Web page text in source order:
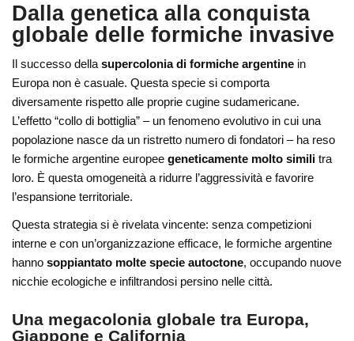
Dalla genetica alla conquista
globale delle formiche invasive
Il successo dellasupercolonia di formiche argentine in
Europa non è casuale. Questa specie si comporta
diversamente rispetto alle proprie cugine sudamericane.
L’effetto “collo di bottiglia” – un fenomeno evolutivo in cui una
popolazione nasce da un ristretto numero di fondatori – ha reso
le formiche argentine europeegeneticamente molto simili tra
loro. È questa omogeneità a ridurre l’aggressività e favorire
l’espansione territoriale.
Questa strategia si è rivelata vincente: senza competizioni
interne e con un’organizzazione efficace, le formiche argentine
hannosoppiantato molte specie autoctone, occupando nuove
nicchie ecologiche e infiltrandosi persino nelle città.
Una megacolonia globale tra Europa,
Giappone e California